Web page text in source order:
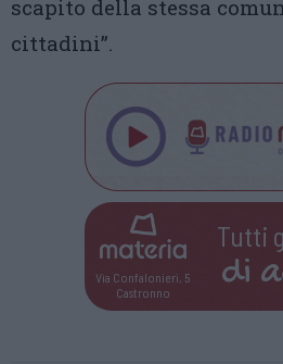
scapito della stessa
cittadini”.
Via Confalonieri, 5
Castronno
Tutti
di